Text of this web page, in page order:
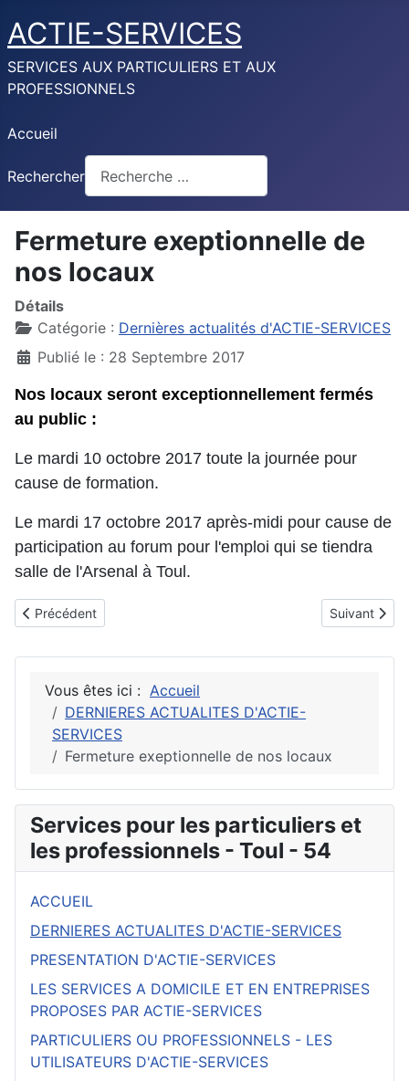
ACTIE-SERVICES
SERVICES AUX PARTICULIERS ET AUX
PROFESSIONNELS
Accueil
Rechercher
Services pour les particuliers et
les professionnels - Toul - 54
ACCUEIL
DERNIERES ACTUALITES D'ACTIE-SERVICES
PRESENTATION D'ACTIE-SERVICES
LES SERVICES A DOMICILE ET EN ENTREPRISES
PROPOSES PAR ACTIE-SERVICES
PARTICULIERS OU PROFESSIONNELS - LES
UTILISATEURS D'ACTIE-SERVICES
Fermeture exeptionnelle de
nos locaux
Détails
Catégorie : Dernières actualités d'ACTIE-SERVICES
Publié le : 28 Septembre 2017
Nos locaux seront exceptionnellement fermés
au public :
Le mardi 10 octobre 2017 toute la journée pour
cause de formation.
Le mardi 17 octobre 2017 après-midi pour cause de
participation au forum pour l'emploi qui se tiendra
salle de l'Arsenal à Toul.
Article précédent : Pas d'augmentation de tarifs au 1er
Précédent Article
Suivant
Vous êtes ici : Accueil
DERNIERES ACTUALITES D'ACTIE-
SERVICES
Fermeture exeptionnelle de nos locaux